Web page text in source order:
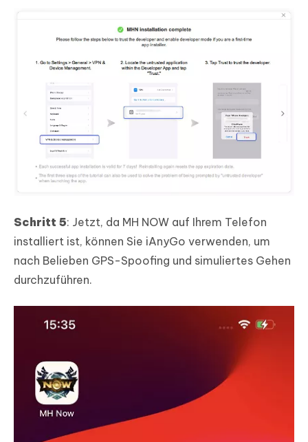
Schritt 5: Jetzt, da MH NOW auf Ihrem Telefon
installiert ist, können Sie iAnyGo verwenden, um
nach Belieben GPS-Spoofing und simuliertes Gehen
durchzuführen.